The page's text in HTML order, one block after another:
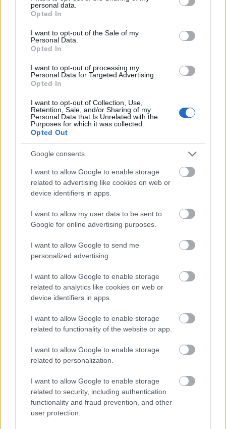
grant or deny consent to Google and its third-party tags to
use your data for below specified purposes in below Google
consent section.
personal data.
Opted In
I want to opt-out of the Sale of my
Personal Data.
Opted In
I want to opt-out of processing my
Personal Data for Targeted Advertising.
Opted In
I want to opt-out of Collection, Use,
Retention, Sale, and/or Sharing of my
Personal Data that Is Unrelated with the
Purposes for which it was collected.
Opted Out
Google consents
I want to allow Google to enable storage
related to advertising like cookies on web or
device identifiers in apps.
I want to allow my user data to be sent to
Google for online advertising purposes.
I want to allow Google to send me
personalized advertising.
I want to allow Google to enable storage
related to analytics like cookies on web or
device identifiers in apps.
I want to allow Google to enable storage
related to functionality of the website or app.
I want to allow Google to enable storage
related to personalization.
I want to allow Google to enable storage
related to security, including authentication
functionality and fraud prevention, and other
user protection.
Parte médico: los lesionados de la jornada 23
La jornada 23 de LaLiga nos ha dejado varios jugadores lesionados como
Sergio Camello, Barisic o Lucas Vázquez. Repasamos su estado a
Leer más »